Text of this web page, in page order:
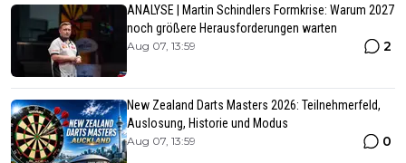
ANALYSE | Martin Schindlers Formkrise: Warum 2027
noch größere Herausforderungen warten
Aug 07, 13:59 2
New Zealand Darts Masters 2026: Teilnehmerfeld,
Auslosung, Historie und Modus
Aug 07, 13:59 0